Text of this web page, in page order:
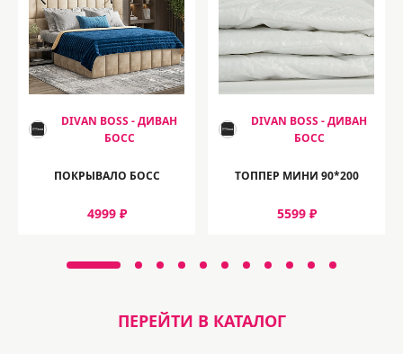
DIVAN BOSS - ДИВАН
БОСС
ПОКРЫВАЛО БОСС
4999 ₽
DIVAN BOSS - ДИВАН
БОСС
ТОППЕР МИНИ 90*200
5599 ₽
ПЕРЕЙТИ В КАТАЛОГ